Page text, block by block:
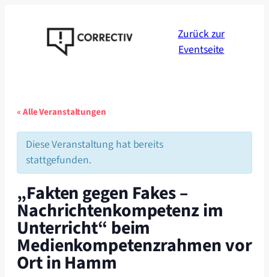
Zurück zur
Eventseite
« Alle Veranstaltungen
Diese Veranstaltung hat bereits
stattgefunden.
„Fakten gegen Fakes –
Nachrichtenkompetenz im
Unterricht“ beim
Medienkompetenzrahmen vor
Ort in Hamm